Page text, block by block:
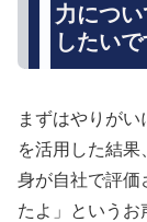
力につ
したい
まずはやりが
を活用した結
身が自社で評価
たよ」というお